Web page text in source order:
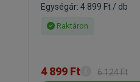
Egységár: 4 899 Ft / db
Raktáron
4 899 Ft 6 124 Ft